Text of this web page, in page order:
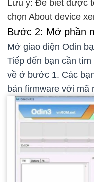
Lưu ý: Để biết được
chọn About device
Bước 2: Mở phần
Mở giao diện Odin
Tiếp đến bạn cần
về ở bước 1. Các
bản firmware với mã